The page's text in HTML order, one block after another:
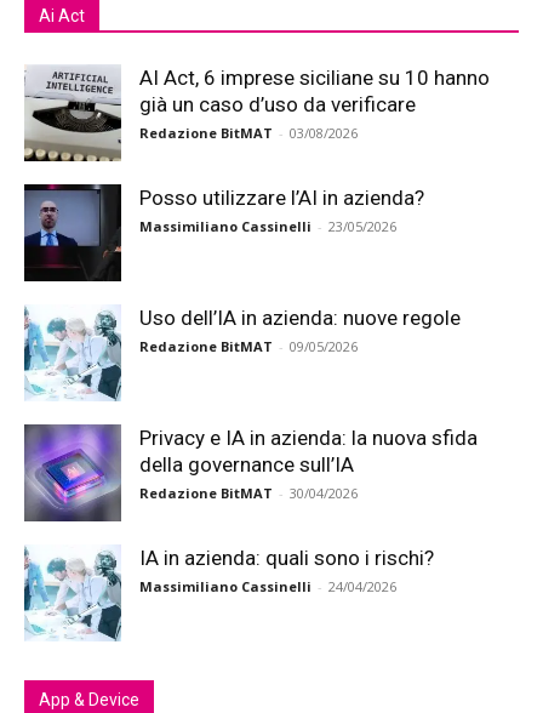
Ai Act
AI Act, 6 imprese siciliane su 10 hanno
già un caso d’uso da verificare
Redazione BitMAT - 03/08/2026
Posso utilizzare l’AI in azienda?
Massimiliano Cassinelli - 23/05/2026
Uso dell’IA in azienda: nuove regole
Redazione BitMAT - 09/05/2026
Privacy e IA in azienda: la nuova sfida
della governance sull’IA
Redazione BitMAT - 30/04/2026
IA in azienda: quali sono i rischi?
Massimiliano Cassinelli - 24/04/2026
App & Device